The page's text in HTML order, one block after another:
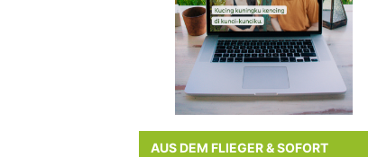
AUS DEM FLIEGER & SOFORT